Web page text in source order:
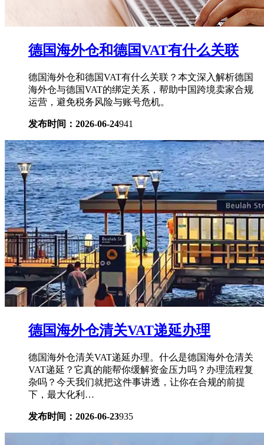
德国海外仓和德国VAT有什么关联
德国海外仓和德国VAT有什么关联？本文深入解析德国
海外仓与德国VAT的绑定关系，帮助中国跨境卖家合规
运营，避免税务风险与账号危机。
发布时间：2026-06-24941
德国海外仓清关VAT递延办理
德国海外仓清关VAT递延办理。什么是德国海外仓清关
VAT递延？它真的能帮你缓解资金压力吗？办理流程复
杂吗？今天我们就把这件事讲透，让你在合规的前提
下，最大化利…
发布时间：2026-06-23935